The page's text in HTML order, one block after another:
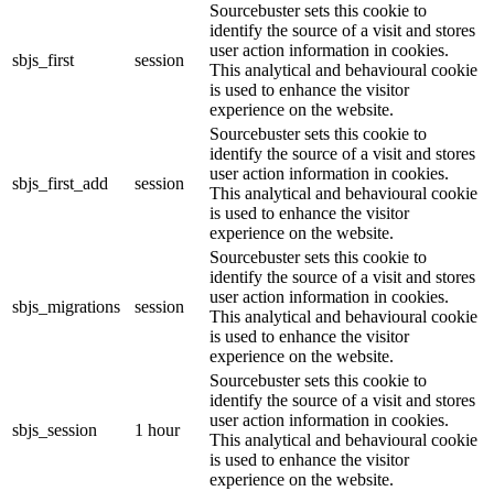
sbjs_first session
Sourcebuster sets this cookie to
identify the source of a visit and stores
user action information in cookies.
This analytical and behavioural cookie
is used to enhance the visitor
experience on the website.
sbjs_first_add session
Sourcebuster sets this cookie to
identify the source of a visit and stores
user action information in cookies.
This analytical and behavioural cookie
is used to enhance the visitor
experience on the website.
sbjs_migrations session
Sourcebuster sets this cookie to
identify the source of a visit and stores
user action information in cookies.
This analytical and behavioural cookie
is used to enhance the visitor
experience on the website.
sbjs_session 1 hour
Sourcebuster sets this cookie to
identify the source of a visit and stores
user action information in cookies.
This analytical and behavioural cookie
is used to enhance the visitor
experience on the website.